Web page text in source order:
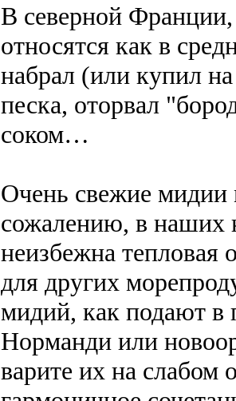
В северной
относятся как в
набрал (или купил
песка, оторвал
соком…
Очень свежие
сожалению, в наших
неизбежна тепловая
для других
мидий, как подают в
Норманди или
варите их на слабом